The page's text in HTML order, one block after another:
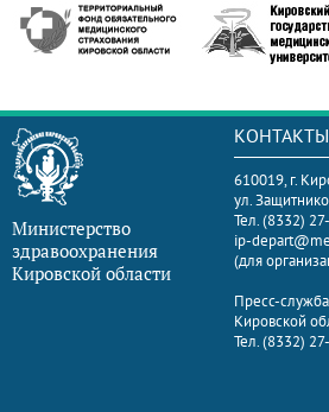
Министерство
здравоохранения
Кировской области
КОНТАКТЫ
610019, г.
ул.
Тел. (8332)
ip-
(для
Пресс-
Кировской
Тел. (8332)